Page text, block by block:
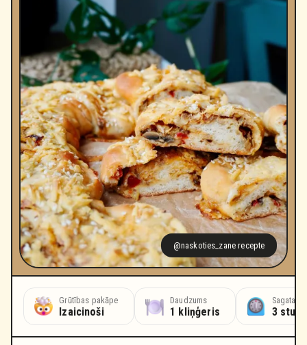
@naskoties_zane recepte
Grūtības pakāpe
Izaicinoši
Daudzums
1 kliņģeris 3